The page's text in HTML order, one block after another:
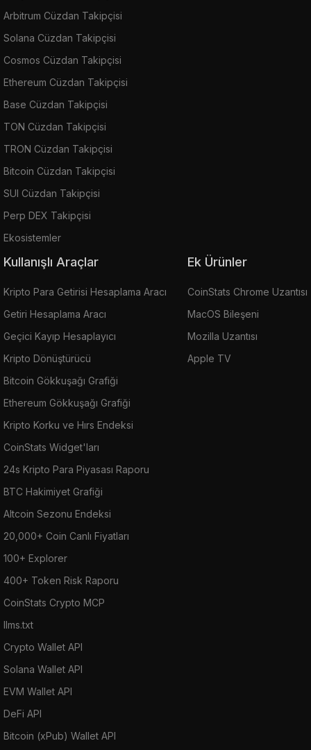
Arbitrum Cüzdan Takipçisi
Solana Cüzdan Takipçisi
Cosmos Cüzdan Takipçisi
Ethereum Cüzdan Takipçisi
Base Cüzdan Takipçisi
TON Cüzdan Takipçisi
TRON Cüzdan Takipçisi
Bitcoin Cüzdan Takipçisi
SUI Cüzdan Takipçisi
Perp DEX Takipçisi
Ekosistemler
Kullanışlı Araçlar
Kripto Para Getirisi Hesaplama Aracı
Getiri Hesaplama Aracı
Geçici Kayıp Hesaplayıcı
Kripto Dönüştürücü
Bitcoin Gökkuşağı Grafiği
Ethereum Gökkuşağı Grafiği
Kripto Korku ve Hırs Endeksi
CoinStats Widget'ları
24s Kripto Para Piyasası Raporu
BTC Hakimiyet Grafiği
Altcoin Sezonu Endeksi
20,000+ Coin Canlı Fiyatları
100+ Explorer
400+ Token Risk Raporu
CoinStats Crypto MCP
llms.txt
Crypto Wallet API
Solana Wallet API
EVM Wallet API
DeFi API
Bitcoin (xPub) Wallet API
Ek Ürünler
CoinStats Chrome Uzantısı
MacOS Bileşeni
Mozilla Uzantısı
Apple TV